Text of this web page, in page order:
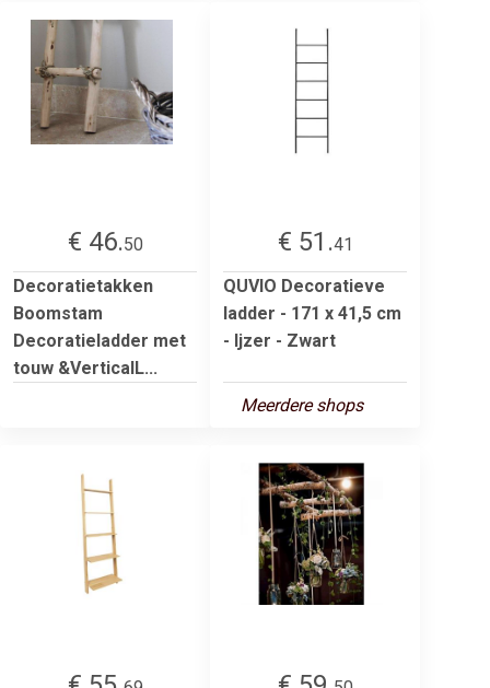
€ 46.50
Decoratietakken
Boomstam
Decoratieladder met
touw &VerticalL...
€ 51.41
QUVIO Decoratieve
ladder - 171 x 41,5 cm
- Ijzer - Zwart
Meerdere shops